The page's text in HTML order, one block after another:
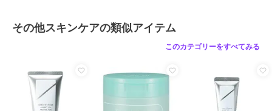
その他スキンケアの類似アイテム
このカテゴリーをすべてみる